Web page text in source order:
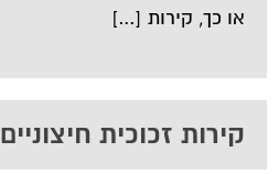
או כך, קירות […]
קירות זכוכית חיצוניים